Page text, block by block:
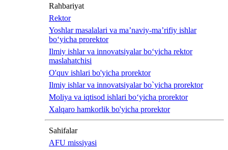
Rahbariyat
Rektor
Yoshlar masalalari va ma’naviy-ma’rifiy ishlar
bo‘yicha prorektor
Ilmiy ishlar va innovatsiyalar bo‘yicha rektor
maslahatchisi
O'quv ishlari bo'yicha prorektor
Ilmiy ishlar va innovatsiyalar bo`yicha prorektor
Moliya va iqtisod ishlari bo‘yicha prorektor
Xalqaro hamkorlik bo'yicha prorektor
Sahifalar
AFU missiyasi